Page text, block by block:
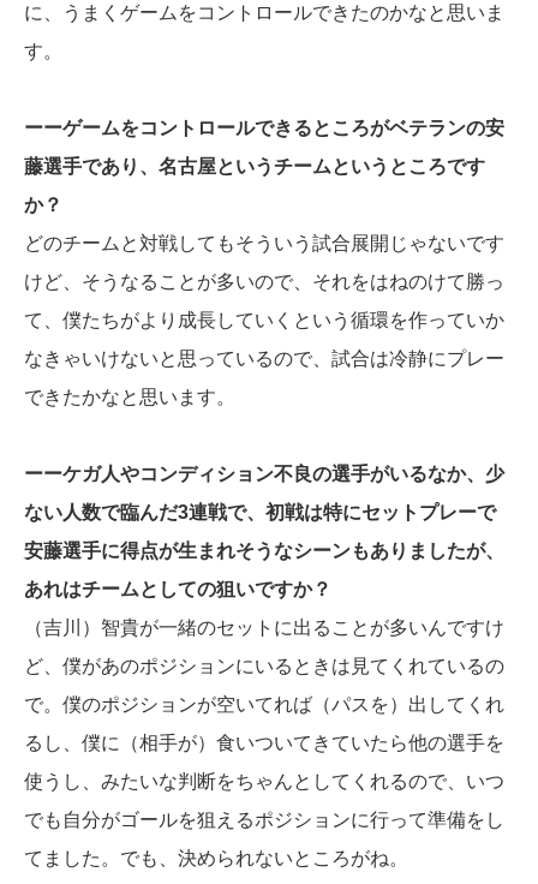
に、うまくゲームをコントロールできたのかなと思いま
す。
ーーゲームをコントロールできるところがベテランの安
藤選手であり、名古屋というチームというところです
か？
どのチームと対戦してもそういう試合展開じゃないです
けど、そうなることが多いので、それをはねのけて勝っ
て、僕たちがより成長していくという循環を作っていか
なきゃいけないと思っているので、試合は冷静にプレー
できたかなと思います。
ーーケガ人やコンディション不良の選手がいるなか、少
ない人数で臨んだ3連戦で、初戦は特にセットプレーで
安藤選手に得点が生まれそうなシーンもありましたが、
あれはチームとしての狙いですか？
（吉川）智貴が一緒のセットに出ることが多いんですけ
ど、僕があのポジションにいるときは見てくれているの
で。僕のポジションが空いてれば（パスを）出してくれ
るし、僕に（相手が）食いついてきていたら他の選手を
使うし、みたいな判断をちゃんとしてくれるので、いつ
でも自分がゴールを狙えるポジションに行って準備をし
てました。でも、決められないところがね。